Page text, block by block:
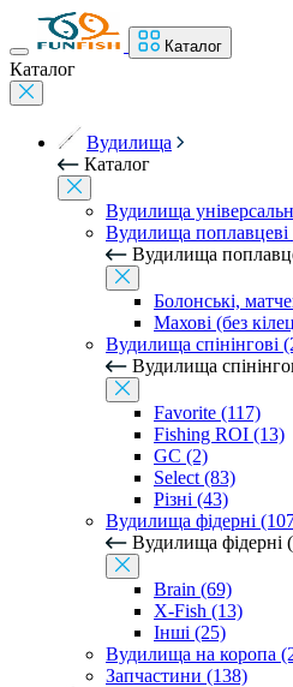
Каталог
Каталог
Вудилища
Каталог
Вудилища
Вудилища поплавцеві
Вудилища
Болонські,
Махові (без
Вудилища спінінгові
Вудилища
Favorite (117)
Fishing ROI (13)
GC (2)
Select (83)
Різні (43)
Вудилища фідерні
Вудилища фідерні
Brain (69)
X-Fish (13)
Інші (25)
Вудилища на коропа
Запчастини (138)